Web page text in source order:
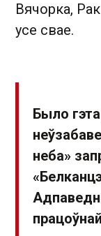
Вячорка,
усе свае.
Было гэта
неба»